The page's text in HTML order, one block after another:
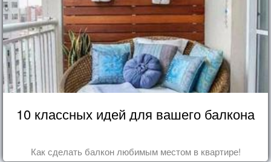
10 классных идей для вашего балкона
Как сделать балкон любимым местом в квартире!